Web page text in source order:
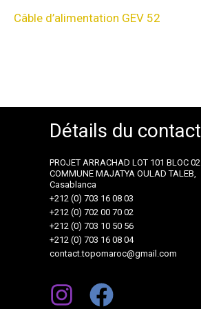
Câble d’alimentation GEV 52
Détails du contact
PROJET ARRACHAD LOT 101 BLOC 02
COMMUNE MAJATYA OULAD TALEB,
Casablanca
+212 (0) 703 16 08 03
+212 (0) 702 00 70 02
+212 (0) 703 10 50 56
+212 (0) 703 16 08 04
contact.topomaroc@gmail.com